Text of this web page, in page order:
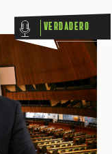
Verdadero